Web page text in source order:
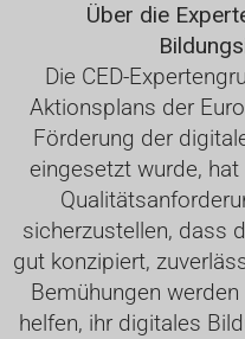
Über die
Die CED-
Aktionsplans der
Förderung der
eingesetzt wurde,
sicherzustellen, dass
gut konzipiert,
Bemühungen
helfen, ihr digitales